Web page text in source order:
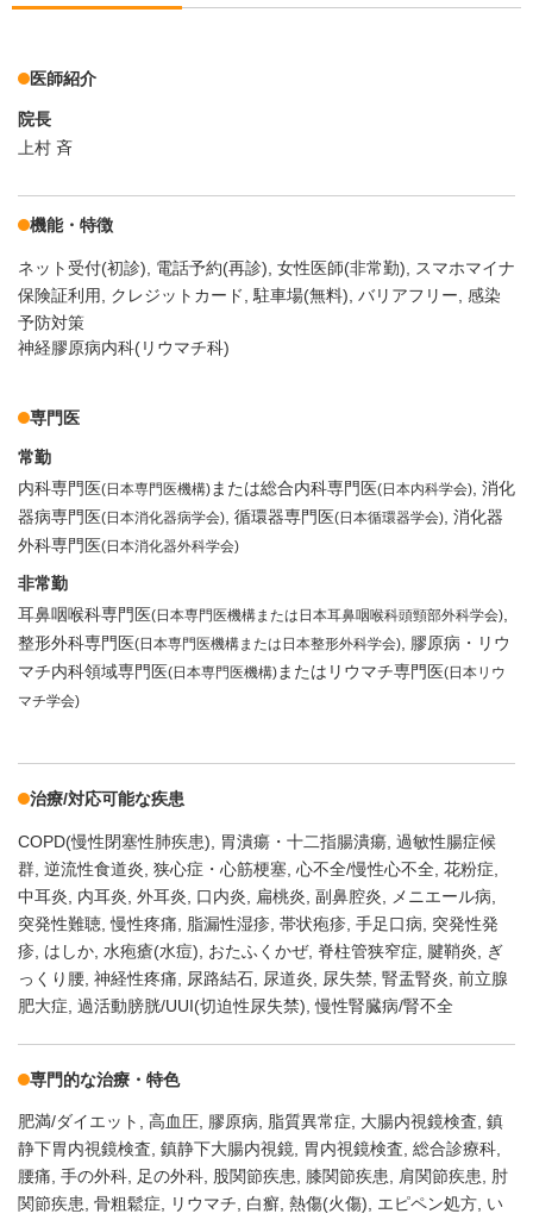
医師紹介
院長
上村 斉
機能・特徴
ネット受付(初診) 電話予約(再診) 女性医師(非常勤)
スマホマイナ
保険証利用
クレジットカード 駐車場(無料) バリアフリー 感染
予防対策
神経膠原病内科(リウマチ科)
専門医
常勤
内科専門医(日本専門医機構)または総合内科専門医(日本内科学会) 消化
器病専門医(日本消化器病学会) 循環器専門医(日本循環器学会) 消化器
外科専門医(日本消化器外科学会)
非常勤
耳鼻咽喉科専門医(日本専門医機構または日本耳鼻咽喉科頭頸部外科学会)
整形外科専門医(日本専門医機構または日本整形外科学会)
膠原病・リウ
マチ内科領域専門医(日本専門医機構)またはリウマチ専門医(日本リウ
マチ学会)
治療/対応可能な疾患
COPD(慢性閉塞性肺疾患) 胃潰瘍・十二指腸潰瘍 過敏性腸症候
群 逆流性食道炎 狭心症・心筋梗塞 心不全/慢性心不全 花粉症
中耳炎
内耳炎 外耳炎 口内炎 扁桃炎 副鼻腔炎
メニエール病
突発性難聴 慢性疼痛 脂漏性湿疹 帯状疱疹 手足口病
突発性発
疹 はしか 水疱瘡(水痘) おたふくかぜ 脊柱管狭窄症 腱鞘炎
ぎ
っくり腰 神経性疼痛 尿路結石 尿道炎 尿失禁 腎盂腎炎 前立腺
肥大症 過活動膀胱/UUI(切迫性尿失禁) 慢性腎臓病/腎不全
専門的な治療・特色
肥満/ダイエット 高血圧 膠原病 脂質異常症 大腸内視鏡検査 鎮
静下胃内視鏡検査 鎮静下大腸内視鏡 胃内視鏡検査 総合診療科
腰痛 手の外科 足の外科 股関節疾患 膝関節疾患 肩関節疾患
肘
関節疾患 骨粗鬆症 リウマチ 白癬 熱傷(火傷) エピペン処方 い